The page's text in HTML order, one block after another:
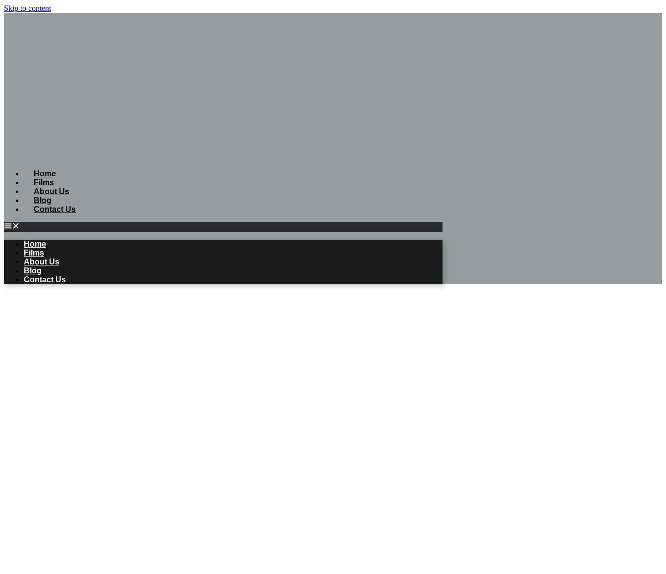
Skip to content
Home
Films
About Us
Blog
Contact Us
Home
Films
About Us
Blog
Contact Us